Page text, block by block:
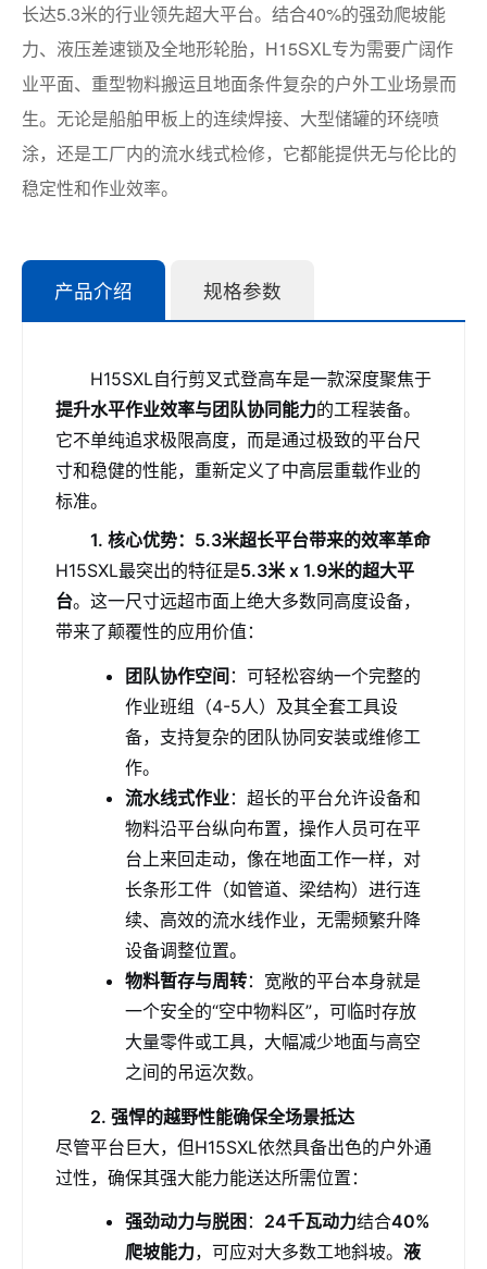
长达5.3米的行业领先超大平台。结合40%的强劲爬坡能
力、液压差速锁及全地形轮胎，H15SXL专为需要广阔作
业平面、重型物料搬运且地面条件复杂的户外工业场景而
生。无论是船舶甲板上的连续焊接、大型储罐的环绕喷
涂，还是工厂内的流水线式检修，它都能提供无与伦比的
稳定性和作业效率。
产品介绍 规格参数
H15SXL自行剪叉式登高车是一款深度聚焦于
提升水平作业效率与团队协同能力的工程装备。
它不单纯追求极限高度，而是通过极致的平台尺
寸和稳健的性能，重新定义了中高层重载作业的
标准。
1. 核心优势：5.3米超长平台带来的效率革命
H15SXL最突出的特征是5.3米 x 1.9米的超大平
台。这一尺寸远超市面上绝大多数同高度设备，
带来了颠覆性的应用价值：
团队协作空间 ：可轻松容纳一个完整的
作业班组（4-5人）及其全套工具设
备，支持复杂的团队协同安装或维修工
作。
流水线式作业：超长的平台允许设备和
物料沿平台纵向布置，操作人员可在平
台上来回走动，像在地面工作一样，对
长条形工件（如管道、梁结构）进行连
续、高效的流水线作业，无需频繁升降
设备调整位置。
物料暂存与周转：宽敞的平台本身就是
一个安全的“空中物料区”，可临时存放
大量零件或工具，大幅减少地面与高空
之间的吊运次数。
2. 强悍的越野性能确保全场景抵达
尽管平台巨大，但H15SXL依然具备出色的户外通
过性，确保其强大能力能送达所需位置：
强劲动力与脱困 ： 24千瓦动力结合40%
爬坡能力，可应对大多数工地斜坡。 液